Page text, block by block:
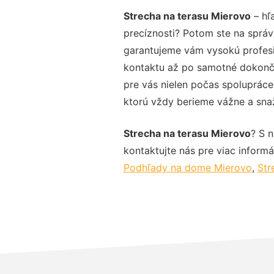
Strecha na terasu Mierovo–
precíznosti? Potom ste na
garantujeme vám vysokú
kontaktu až po samotné
pre vás nielen počas
ktorú vždy berieme vážne a
Strecha na terasu Mierovo? S
kontaktujte nás pre viac
Podhľady na dome Mierovo,